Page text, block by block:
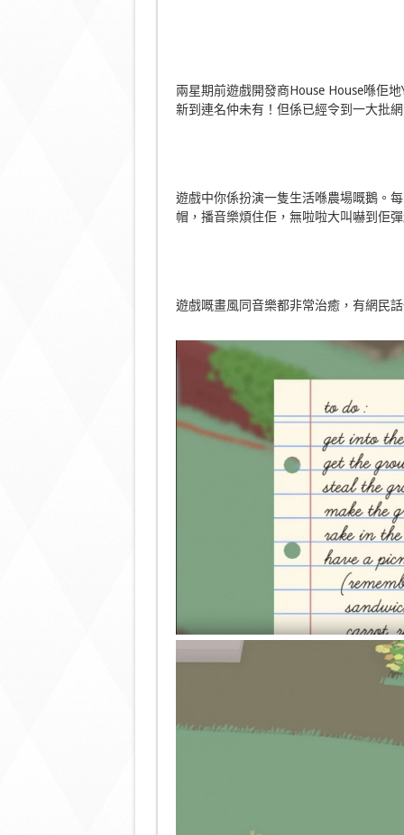
兩星期前遊戲開發商House House喺佢
新到連名仲未有！但係已經令到一大批
遊戲中你係扮演一隻生活喺農場嘅鵝。
帽，播音樂煩住佢，無啦啦大叫嚇到佢
遊戲嘅畫風同音樂都非常治癒，有網民